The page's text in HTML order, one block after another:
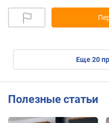
eще20
Полезные статьи